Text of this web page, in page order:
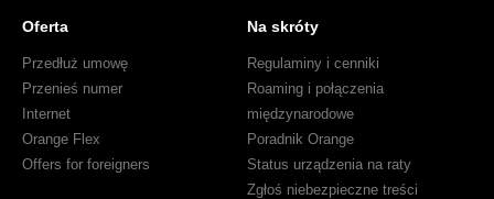
Oferta
Przedłuż umowę
Przenieś numer
Internet
Orange Flex
Offers for foreigners
Na skróty
Regulaminy i cenniki
Roaming i połączenia
międzynarodowe
Poradnik Orange
Status urządzenia na raty
Zgłoś niebezpieczne treści